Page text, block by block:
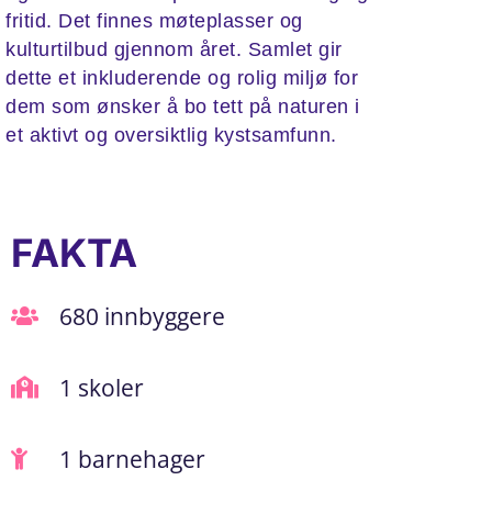
fritid. Det finnes møteplasser og
kulturtilbud gjennom året. Samlet gir
dette et inkluderende og rolig miljø for
dem som ønsker å bo tett på naturen i
et aktivt og oversiktlig kystsamfunn.
FAKTA
680 innbyggere
1 skoler
1 barnehager